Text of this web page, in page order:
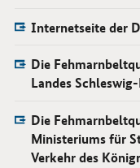
Internetseite der
Die
Landes
Die
Ministeriums für
Verkehr des